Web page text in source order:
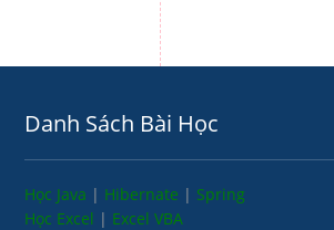
Danh Sách Bài Học
Học Java | Hibernate | Spring
Học Excel | Excel VBA